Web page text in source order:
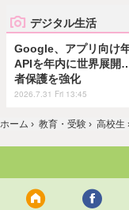
デジタル生活
Google、アプリ向け
APIを年内に世界展開
者保護を強化
2026.7.31 Fri 13:45
ホーム › 教育・受験 › 高校生